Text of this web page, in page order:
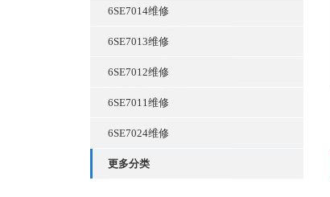
6SE7014维修
6SE7013维修
6SE7012维修
6SE7011维修
6SE7024维修
更多分类